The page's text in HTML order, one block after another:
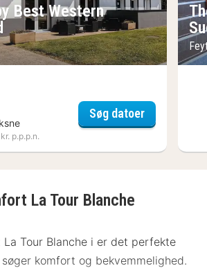
Best Western
p.p.p.n.
Søg datoerSure Hotel
La Tour Blanche
Tour Blanche i er det perfekte
komfort og bekvemmelighed.